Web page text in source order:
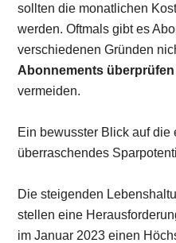
sollten die monatlichen
werden. Oftmals gibt es
verschiedenen Gründen
Abonnements überprüfen
vermeiden.
Ein bewusster Blick auf
überraschendes
Die steigenden
stellen eine
im Januar 2023 einen